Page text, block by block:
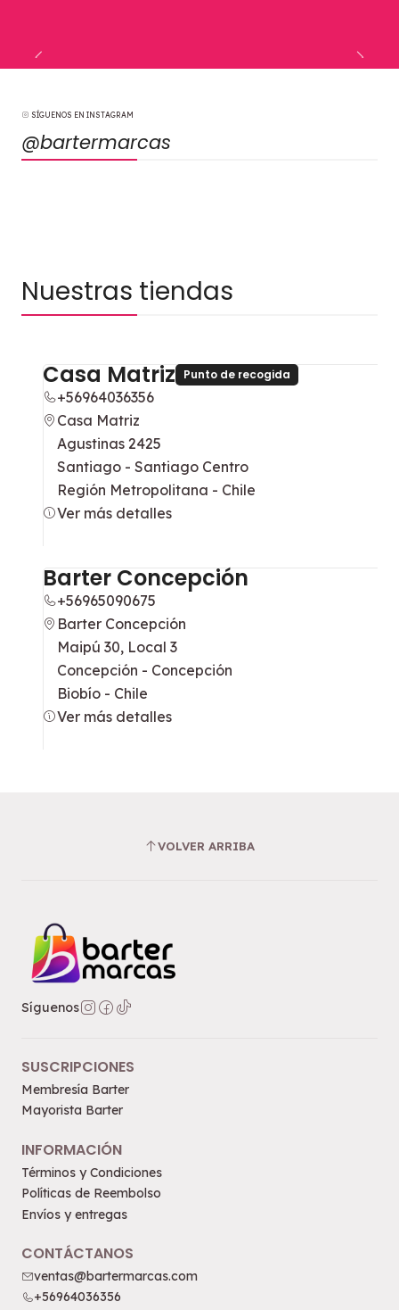
SÍGUENOS EN INSTAGRAM
@bartermarcas
Nuestras tiendas
Casa Matriz Punto de recogida
+56964036356
Casa Matriz
Agustinas 2425
Santiago - Santiago Centro
Región Metropolitana - Chile
Ver más detalles
Barter Concepción
+56965090675
Barter Concepción
Maipú 30, Local 3
Concepción - Concepción
Biobío - Chile
Ver más detalles
VOLVER ARRIBA
Síguenos
SUSCRIPCIONES
Membresía Barter
Mayorista Barter
INFORMACIÓN
Términos y Condiciones
Políticas de Reembolso
Envíos y entregas
CONTÁCTANOS
ventas@bartermarcas.com
+56964036356